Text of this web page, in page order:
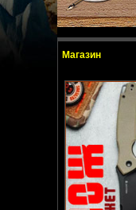
Магазин